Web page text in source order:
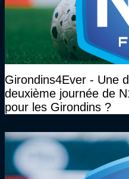
Girondins4Ever - Une
deuxième journée de
pour les Girondins ?